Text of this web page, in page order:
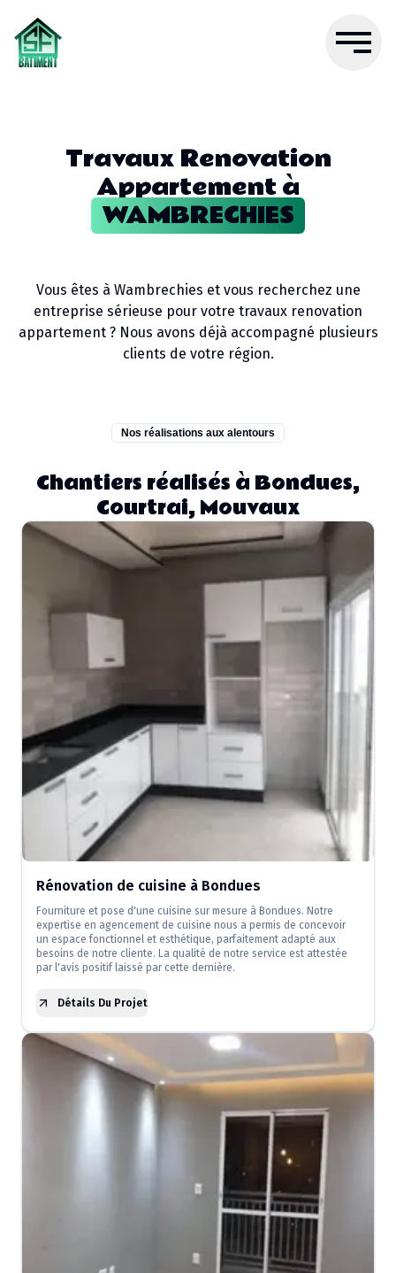
Travaux Renovation
Appartementà
WAMBRECHIES
Vous êtes à Wambrechies et vous recherchez une
entreprise sérieuse pour votre travaux renovation
appartement? Nous avons déjà accompagné plusieurs
clients de votre région.
Nos réalisations aux alentours
Chantiers réalisés à Bondues,
Courtrai, Mouvaux
Rénovation de cuisine à Bondues
Fourniture et pose d'une cuisine sur mesure à Bondues. Notre
expertise en agencement de cuisine nous a permis de concevoir
un espace fonctionnel et esthétique, parfaitement adapté aux
besoins de notre cliente. La qualité de notre service est attestée
par l'avis positif laissé par cette dernière.
Détails Du Projet